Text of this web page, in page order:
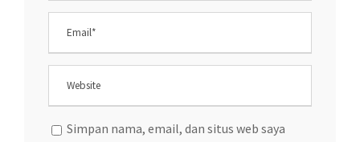
Simpan nama, email, dan situs web saya